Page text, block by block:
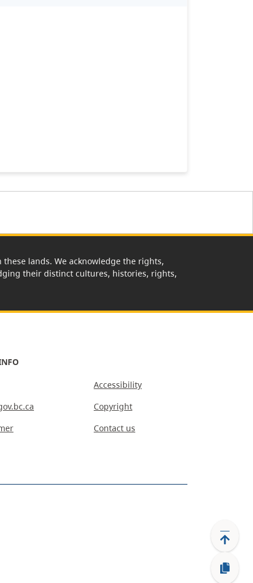
lands. We acknowledge the rights,
their distinct cultures, histories, rights,
Accessibility
Copyright
Contact us